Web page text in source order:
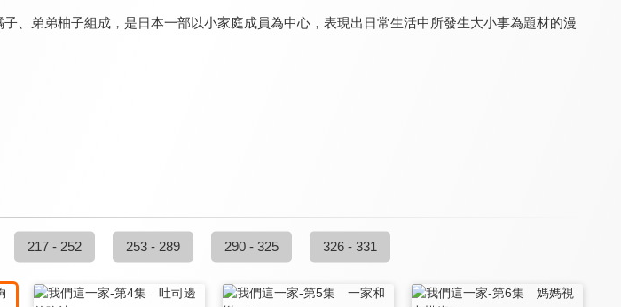
9.2
新蠟筆小新 第三季(中文版) 9.0
新蠟筆小新 第四季(中文版) 8.0
新蠟筆小新 第十二季(中文版)
、弟弟柚子組成，是日本一部以小家庭成員為中心，表現出日常生活中所發生大小事為題材的漫
217 - 252 253 - 289 290 - 325 326 - 331